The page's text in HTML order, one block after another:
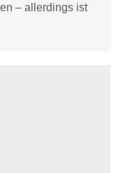
– allerdings ist